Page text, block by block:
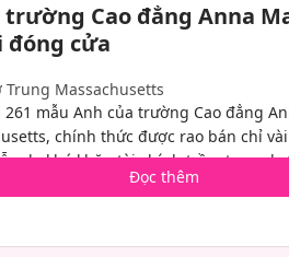
trường Cao đẳng Anna
đóng cửa
Trung Massachusetts
mẫu Anh của trường Cao đẳng
chính thức được rao bán chỉ
do khó khăn tài chính trầm trọng
định, tài sản được định giá 41-42
Đọc thêm